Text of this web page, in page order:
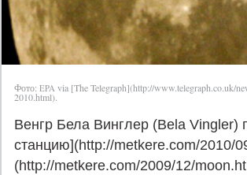
Фото: EPA via [The Telegraph](http://www.telegraph.co.uk/
2010.html).
Венгр Бела Винглер (Bela
станцию](http://metkere.com/
(http://metkere.com/2009/12/